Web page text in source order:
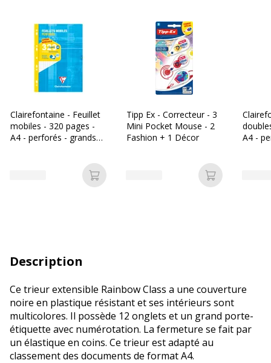
Clairefontaine - Feuillet
mobiles - 320 pages -
A4 - perforés - grands
Ajouter au panier
Tipp Ex - Correcteur - 3
Mini Pocket Mouse - 2
Fashion + 1 Décor
Ajouter au
A4 -
Description
Ce trieur extensible Rainbow Class a une couverture
noire en plastique résistant et ses intérieurs sont
multicolores. Il possède 12 onglets et un grand porte-
étiquette avec numérotation. La fermeture se fait par
un élastique en coins. Ce trieur est adapté au
classement des documents de format A4.